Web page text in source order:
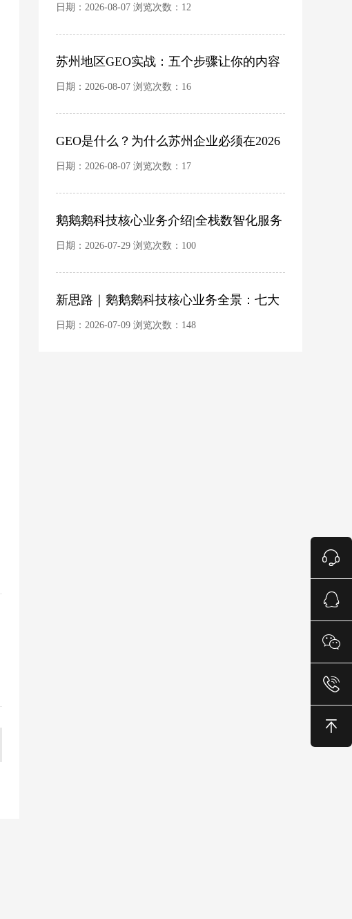
建，品牌如何避免踩坑？
日期：2026-08-07 浏览次数：12
苏州地区GEO实战：五个步骤让你的内容
成为AI的首选信源
日期：2026-08-07 浏览次数：16
GEO是什么？为什么苏州企业必须在2026
年重新思考“被看见”这件事
日期：2026-08-07 浏览次数：17
鹅鹅鹅科技核心业务介绍|全栈数智化服务
商 ·
日期：2026-07-29 浏览次数：100
新思路｜鹅鹅鹅科技核心业务全景：七大
能力矩阵，一站覆盖数字化全链路
日期：2026-07-09 浏览次数：148